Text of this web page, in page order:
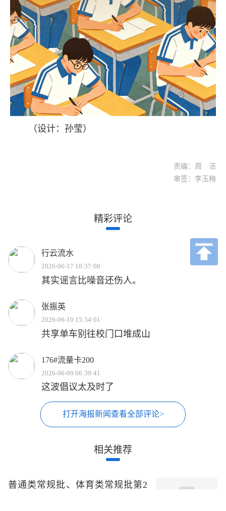
（设计：孙莹）
责编：周 洁
审签：李玉梅
精彩评论
行云流水
2026-06-17 10:37:00
其实谣言比噪音还伤人。
张振英
2026-06-10 15:34:01
共享单车别往校门口堆成山
176#流量卡200
2026-06-09 06:39:41
这波倡议太及时了
打开海报新闻查看全部评论>
相关推荐
普通类常规批、体育类常规批第2